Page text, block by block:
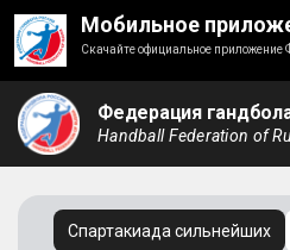
Мобильное
Скачайте официальное приложение
Федерация
Handball Federation of
Спартакиада сильнейших